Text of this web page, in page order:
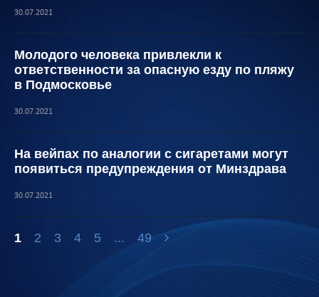
30.07.2021
Молодого человека привлекли к
ответственности за опасную езду по пляжу
в Подмосковье
30.07.2021
На вейпах по аналогии с сигаретами могут
появиться предупреждения от Минздрава
30.07.2021
1 2 3 4 5 ... 49